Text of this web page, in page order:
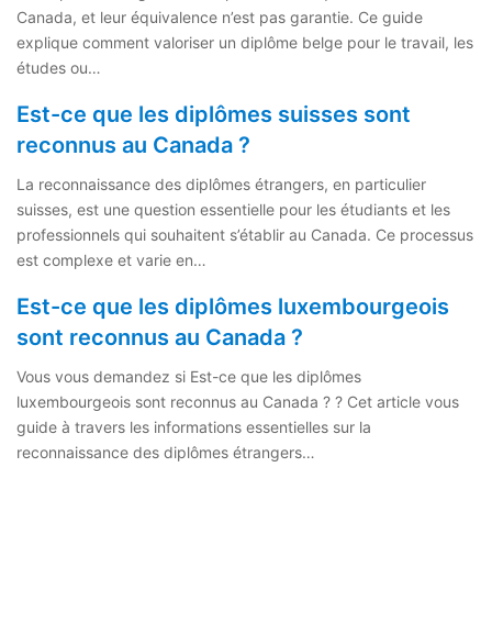
Canada, et leur équivalence n’est pas garantie. Ce guide
explique comment valoriser un diplôme belge pour le travail, les
études ou…
Est-ce que les diplômes suisses sont
reconnus au Canada ?
La reconnaissance des diplômes étrangers, en particulier
suisses, est une question essentielle pour les étudiants et les
professionnels qui souhaitent s’établir au Canada. Ce processus
est complexe et varie en…
Est-ce que les diplômes luxembourgeois
sont reconnus au Canada ?
Vous vous demandez si Est-ce que les diplômes
luxembourgeois sont reconnus au Canada ? ? Cet article vous
guide à travers les informations essentielles sur la
reconnaissance des diplômes étrangers…